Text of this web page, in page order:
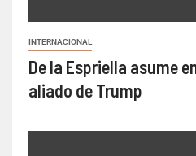
INTERNACIONAL
De la Espriella asume
aliado de Trump